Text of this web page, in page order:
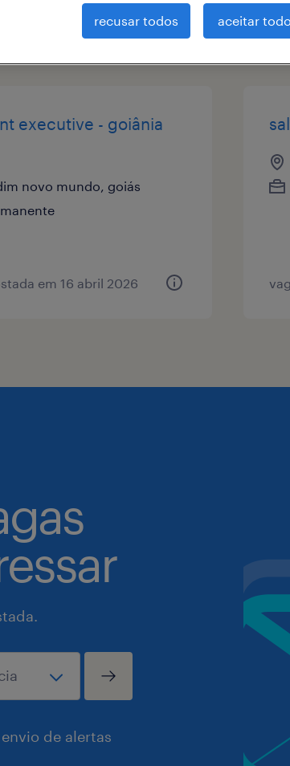
remuneração
executive - goiânia
novo mundo, goiás
em 16 abril 2026
de alertas
recusar todos aceitar